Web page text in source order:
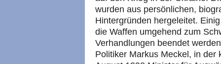
wurden aus persönlichen,
Hintergründen hergeleitet.
die Waffen umgehend zum
Verhandlungen beendet
Politiker Markus Meckel, in der